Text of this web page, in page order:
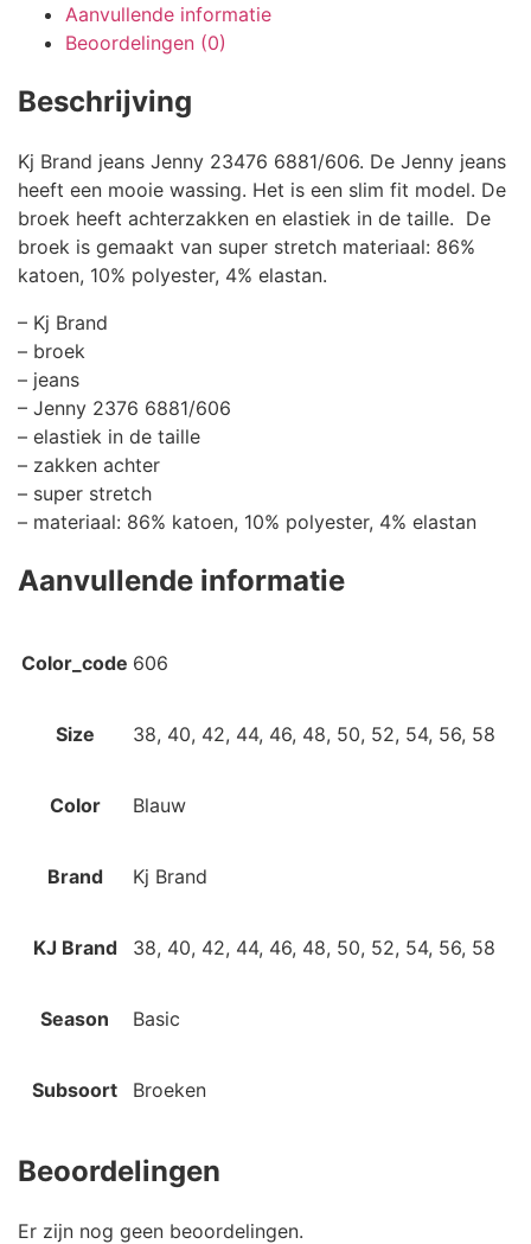
Aanvullende informatie
Beoordelingen (0)
Beschrijving
Kj Brand jeans Jenny 23476 6881/606. De Jenny jeans
heeft een mooie wassing. Het is een slim fit model. De
broek heeft achterzakken en elastiek in de taille. De
broek is gemaakt van super stretch materiaal: 86%
katoen, 10% polyester, 4% elastan.
– Kj Brand
– broek
– jeans
– Jenny 2376 6881/606
– elastiek in de taille
– zakken achter
– super stretch
– materiaal: 86% katoen, 10% polyester, 4% elastan
Aanvullende informatie
Color_code 606
Size 38, 40, 42, 44, 46, 48, 50, 52, 54, 56, 58
Color Blauw
Brand Kj Brand
KJ Brand 38, 40, 42, 44, 46, 48, 50, 52, 54, 56, 58
Season Basic
Subsoort Broeken
Beoordelingen
Er zijn nog geen beoordelingen.